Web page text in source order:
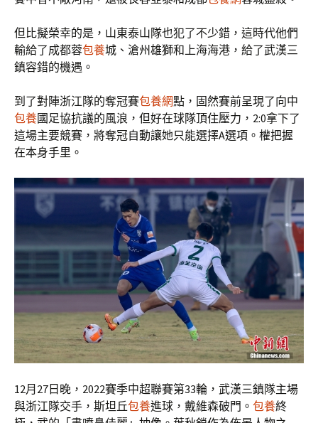
但比擬榮幸的是，山東泰山隊也犯了不少錯，這時代他們
輸給了成都蓉包養城、滄州雄獅和上海海港，給了武漢三
鎮容錯的機遇。
到了對陣浙江隊的奪冠賽包養網點，固然賽前呈現了向中
包養國足協抗議的風浪，但好在球隊頂住壓力，2:0拿下了
這場主要競賽，將奪冠自動讓她只能選擇A選項。權把握
在本身手里。
12月27日晚，2022賽季中超聯賽第33輪，武漢三鎮隊主場
與浙江隊交手，斯坦丘包養進球，戴維森破門。 包養終